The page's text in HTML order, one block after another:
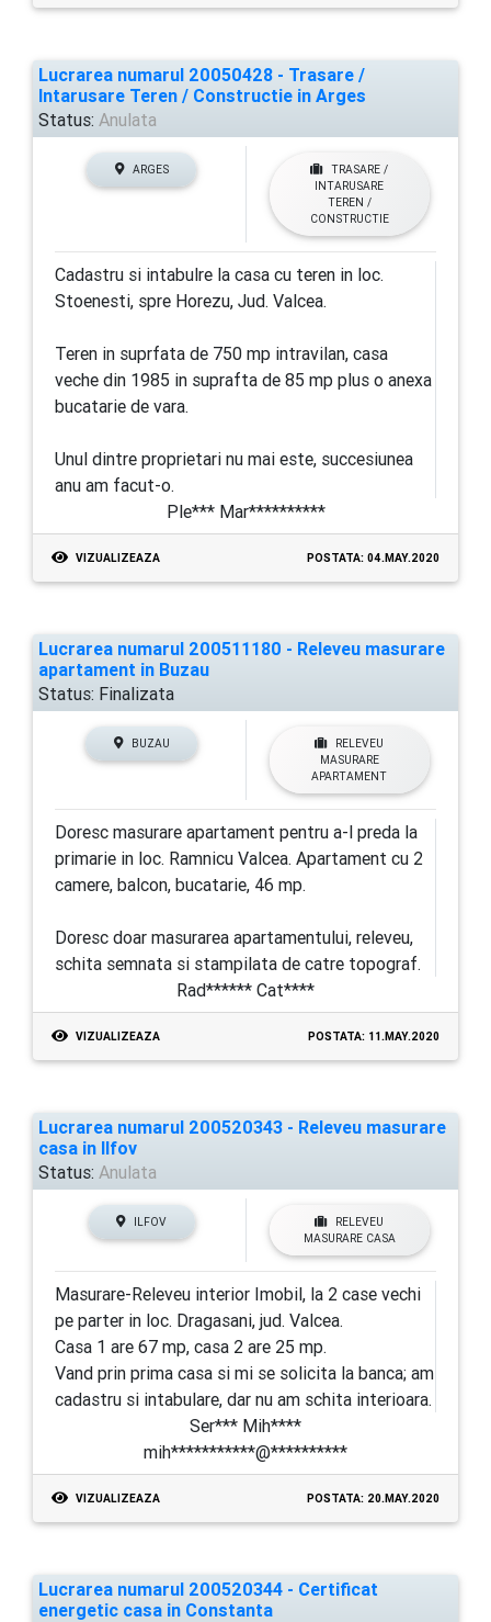
Lucrarea numarul 20050428 - Trasare /
Intarusare Teren / Constructie in Arges
Status: Anulata
ARGES
TRASARE /
INTARUSARE
TEREN /
CONSTRUCTIE
Cadastru si intabulre la casa cu teren in loc.
Stoenesti, spre Horezu, Jud. Valcea.
Teren in suprfata de 750 mp intravilan, casa
veche din 1985 in suprafta de 85 mp plus o anexa
bucatarie de vara.
Unul dintre proprietari nu mai este, succesiunea
anu am facut-o.
Ple*** Mar**********
VIZUALIZEAZA POSTATA: 04.MAY.2020
Lucrarea numarul 200511180 - Releveu masurare
apartament in Buzau
Status: Finalizata
BUZAU
RELEVEU
MASURARE
APARTAMENT
Doresc masurare apartament pentru a-l preda la
primarie in loc. Ramnicu Valcea. Apartament cu 2
camere, balcon, bucatarie, 46 mp.
Doresc doar masurarea apartamentului, releveu,
schita semnata si stampilata de catre topograf.
Rad****** Cat****
VIZUALIZEAZA POSTATA: 11.MAY.2020
Lucrarea numarul 200520343 - Releveu masurare
casa in Ilfov
Status: Anulata
ILFOV
RELEVEU
MASURARE CASA
Masurare-Releveu interior Imobil, la 2 case vechi
pe parter in loc. Dragasani, jud. Valcea.
Casa 1 are 67 mp, casa 2 are 25 mp.
Vand prin prima casa si mi se solicita la banca; am
cadastru si intabulare, dar nu am schita interioara.
Ser*** Mih****
mih***********@**********
VIZUALIZEAZA POSTATA: 20.MAY.2020
Lucrarea numarul 200520344 - Certificat
energetic casa in Constanta